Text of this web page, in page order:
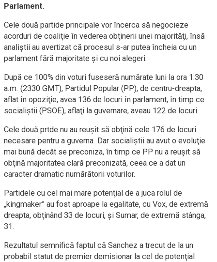
Parlament.
Cele două partide principale vor încerca să negocieze
acorduri de coaliţie în vederea obţinerii unei majorităţi, însă
analiştii au avertizat că procesul s-ar putea încheia cu un
parlament fără majoritate şi cu noi alegeri.
După ce 100% din voturi fuseseră numărate luni la ora 1:30
a.m. (2330 GMT), Partidul Popular (PP), de centru-dreapta,
aflat în opoziţie, avea 136 de locuri în parlament, în timp ce
socialiştii (PSOE), aflaţi la guvernare, aveau 122 de locuri.
Cele două prtde nu au reuşit să obţină cele 176 de locuri
necesare pentru a guverna. Dar socialiştii au avut o evoluţie
mai bună decât se preconiza, în timp ce PP nu a reuşit să
obţină majoritatea clară preconizată, ceea ce a dat un
caracter dramatic numărătorii voturilor.
Partidele cu cel mai mare potenţial de a juca rolul de
„kingmaker” au fost aproape la egalitate, cu Vox, de extremă
dreapta, obţinând 33 de locuri, şi Sumar, de extremă stânga,
31.
Rezultatul semnifică faptul că Sanchez a trecut de la un
probabil statut de premier demisionar la cel de potenţial